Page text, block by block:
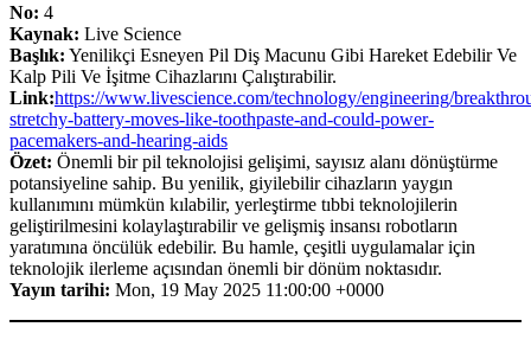
No: 4
Kaynak: Live Science
Başlık: Yenilikçi Esneyen Pil Diş Macunu Gibi Hareket Edebilir Ve
Kalp Pili Ve İşitme Cihazlarını Çalıştırabilir.
Link:https://www.livescience.com/technology/engineering/
stretchy-battery-moves-like-toothpaste-and-could-power-
pacemakers-and-hearing-aids
Özet: Önemli bir pil teknolojisi gelişimi, sayısız alanı dönüştürme
potansiyeline sahip. Bu yenilik, giyilebilir cihazların yaygın
kullanımını mümkün kılabilir, yerleştirme tıbbi teknolojilerin
geliştirilmesini kolaylaştırabilir ve gelişmiş insansı robotların
yaratımına öncülük edebilir. Bu hamle, çeşitli uygulamalar için
teknolojik ilerleme açısından önemli bir dönüm noktasıdır.
Yayın tarihi: Mon, 19 May 2025 11:00:00 +0000